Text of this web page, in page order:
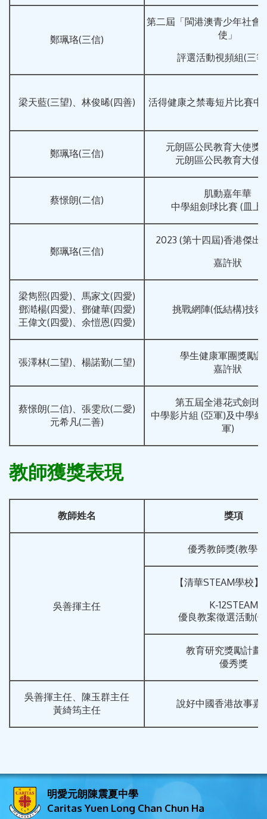
鄭珮珞(三信)
第二屆「閩港澳青少年社會
使」
評選活動視頻組(三
梁天藍(三望)、林俊晞(四善) 活得健康之禁毒短片比賽中
鄭珮珞(三信)
元朗區公民教育大使獎
元朗區公民教育大使
蔡憬朗(二信)
肌動嘉年華
中學組劍球比賽 (皿上
鄭珮珞(三信)
2023 (第十四屆)香港傑出
嘉許狀
梁雋熙(四愛)、馬家文(四愛)
鄧澔楊(四愛)、鄧健華(四愛)
王偉文(四愛)、余愷恩(四愛)
挑戰網陣(低結構)技術
張澤林(二望)、楊諾勤(二望)
學生健康軍團獎勵
嘉許狀
蔡憬朗(二信)、張雯欣(二愛)
元希凡(二善)
第五屆全港花式劍球
中學影片組 (亞軍)及中學組
軍)
教師獲獎表現
教師姓名 獎項
吳善揮主任
優秀教師獎(教學
【清華STEAM學校
K-12STEAM
優良教案徵選活動(
教育研究獎勵計劃
優秀獎
吳善揮主任、陳玉群主任
黃綺筠主任
說好中國香港故事嘉
明愛元朗陳震夏中學
Caritas Yuen Long Chan Chun Ha